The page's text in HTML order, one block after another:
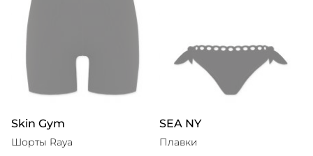
Skin Gym
Шорты Raya
SEA NY
Плавки